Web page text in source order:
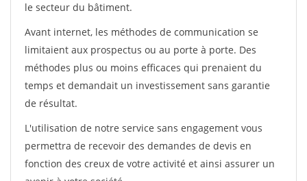
le secteur du bâtiment.
Avant internet, les méthodes de communication se
limitaient aux prospectus ou au porte à porte. Des
méthodes plus ou moins efficaces qui prenaient du
temps et demandait un investissement sans garantie
de résultat.
L'utilisation de notre service sans engagement vous
permettra de recevoir des demandes de devis en
fonction des creux de votre activité et ainsi assurer un